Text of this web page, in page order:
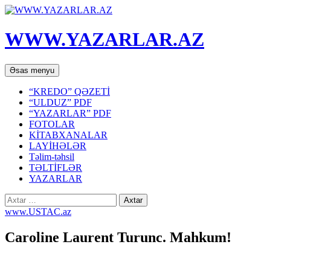
WWW.YAZARLAR.AZ
Axtar
Əsas menyu Mühtəviyyata
keç
“KREDO” QƏZETİ
“ULDUZ” PDF
“YAZARLAR” PDF
FOTOLAR
KİTABXANALAR
LAYİHƏLƏR
Təlim-təhsil
TƏLTİFLƏR
YAZARLAR
Axtarış:
www.USTAC.az
Caroline Laurent Turunc. Mahkum!